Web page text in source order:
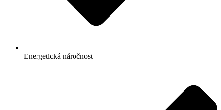
Energetická náročnost